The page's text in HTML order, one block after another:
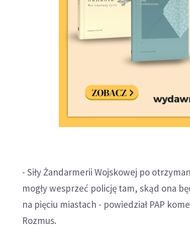
- Siły Żandarmerii Wojskowej po
mogły wesprzeć policję tam, skąd ona
na pięciu miastach - powiedział PAP
Rozmus.